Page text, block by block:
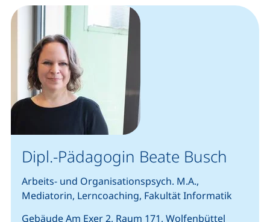
Dipl.-Pädagogin Beate Busch
Arbeits- und Organisationspsych. M.A.,
Mediatorin, Lerncoaching, Fakultät Informatik
Gebäude Am Exer 2, Raum 171, Wolfenbüttel